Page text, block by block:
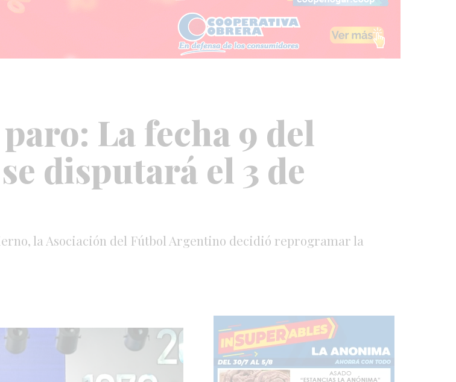
La fecha 9 del
disputará el 3 de
la Asociación del Fútbol Argentino decidió reprogramar la